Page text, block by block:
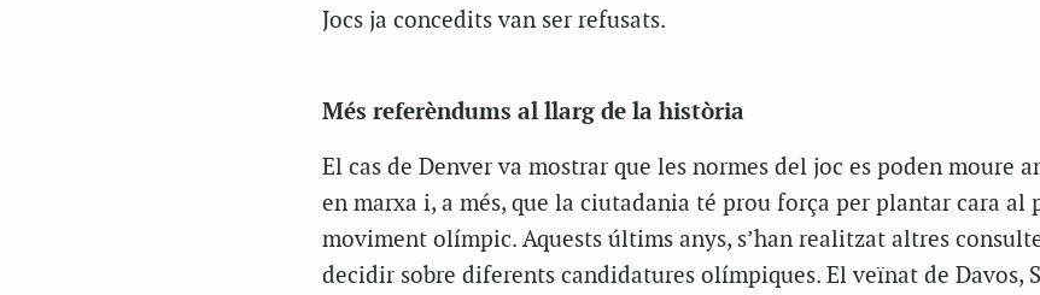
Jocs ja concedits van ser refusats.
Més referèndums al llarg de la història
El cas de Denver va mostrar que les normes del joc es poden moure
en marxa i, a més, que la ciutadania té prou força per plantar cara al
moviment olímpic. Aquests últims anys, s’han realitzat altres
decidir sobre diferents candidatures olímpiques. El veïnat de Davos,